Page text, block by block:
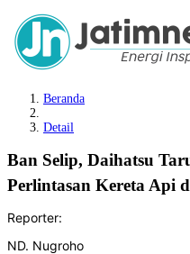
Beranda
Detail
Ban Selip, Daihatsu
Perlintasan Kereta Api
Reporter:
ND. Nugroho